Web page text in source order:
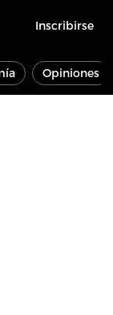
Inscribirse
Opiniones